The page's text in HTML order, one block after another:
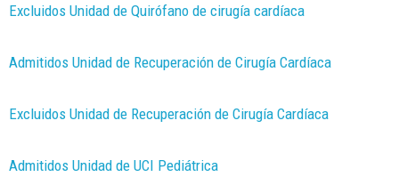
Excluidos Unidad de Quirófano de cirugía cardíaca
Admitidos Unidad de Recuperación de Cirugía Cardíaca
Excluidos Unidad de Recuperación de Cirugía Cardíaca
Admitidos Unidad de UCI Pediátrica